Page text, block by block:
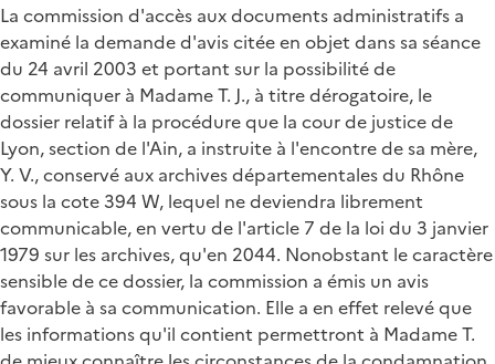
La commission d'accès aux documents administratifs a
examiné la demande d'avis citée en objet dans sa séance
du 24 avril 2003 et portant sur la possibilité de
communiquer à Madame T. J., à titre dérogatoire, le
dossier relatif à la procédure que la cour de justice de
Lyon, section de l'Ain, a instruite à l'encontre de sa mère,
Y. V., conservé aux archives départementales du Rhône
sous la cote 394 W, lequel ne deviendra librement
communicable, en vertu de l'article 7 de la loi du 3 janvier
1979 sur les archives, qu'en 2044. Nonobstant le caractère
sensible de ce dossier, la commission a émis un avis
favorable à sa communication. Elle a en effet relevé que
les informations qu'il contient permettront à Madame T.